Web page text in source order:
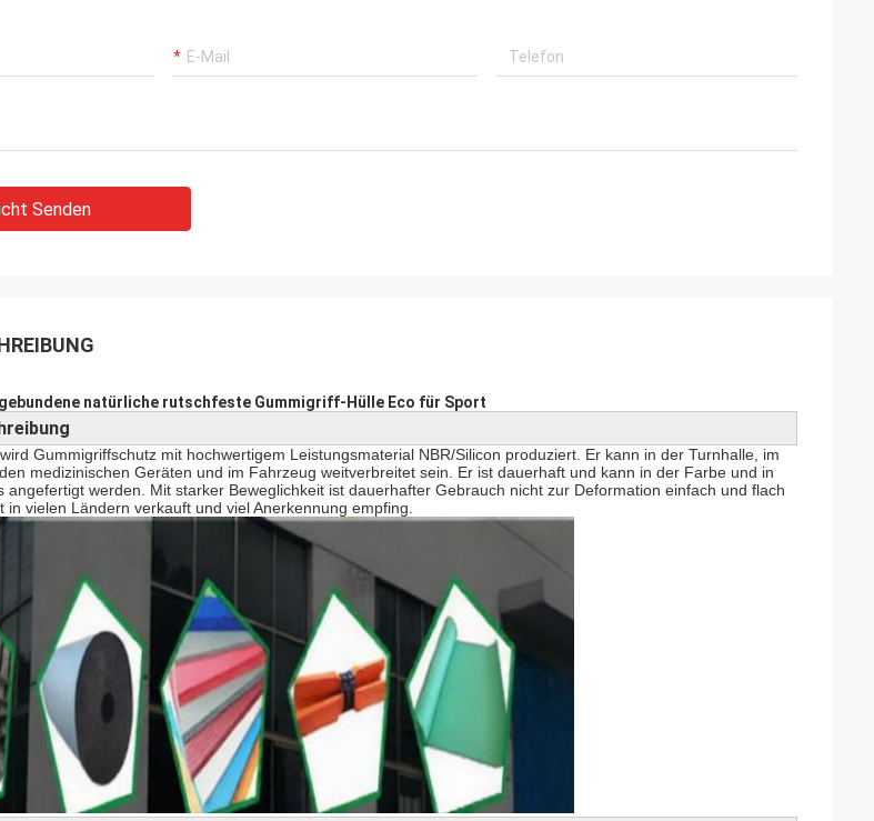
Senden
natürliche rutschfeste Gummigriff-Hülle Eco für Sport
wird Gummigriffschutz mit hochwertigem Leistungsmaterial NBR/Silicon produziert. Er kann in der Turnhalle, im
medizinischen Geräten und im Fahrzeug weitverbreitet sein. Er ist dauerhaft und kann in der Farbe und in
angefertigt werden. Mit starker Beweglichkeit ist dauerhafter Gebrauch nicht zur Deformation einfach und flach
in vielen Ländern verkauft und viel Anerkennung empfing.